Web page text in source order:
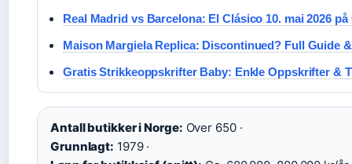
Real Madrid vs Barcelona: El Clásico 10. mai 2026 på
Maison Margiela Replica: Discontinued? Full Guide
Gratis Strikkeoppskrifter Baby: Enkle Oppskrifter &
Antall butikker i Norge: Over 650 ·
Grunnlagt: 1979 ·